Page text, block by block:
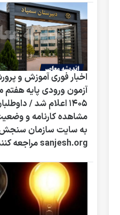
اخبار فوری آموزش و
آزمون ورودی پایه
۱۴۰۵ اعلام شد /
مشاهده کارنامه و
به سایت سازمان
sanjesh.org مراجعه کنند